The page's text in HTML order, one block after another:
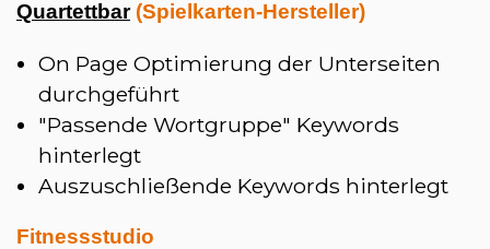
Quartettbar(Spielkarten-Hersteller)
On Page Optimierung der Unterseiten
durchgeführt
"Passende Wortgruppe" Keywords
hinterlegt
Auszuschließende Keywords hinterlegt
Fitnessstudio